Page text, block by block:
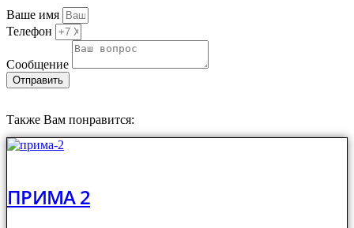
Ваше имя
Телефон
Сообщение
Отправить
Также Вам понравится:
ПРИМА 2